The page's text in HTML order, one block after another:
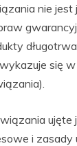
nie jest
się w
ujęte
i zasady